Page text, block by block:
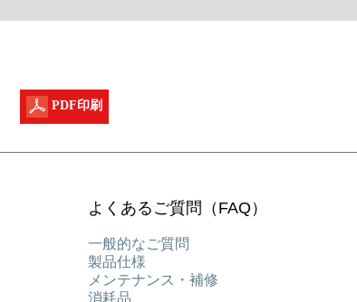
PDF印刷
よくあるご質問（FAQ）
一般的なご質問
製品仕様
メンテナンス・補修
消耗品